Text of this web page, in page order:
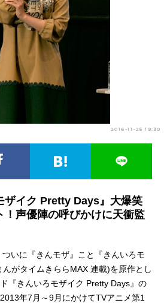
夏アニメ
冬アニメ
FOLLOW US 2016-11-25 19:30
ザイク Pretty Days』大爆笑
！声優陣の呼びかけに天衝監
いに『きんモザ』こと『きんいろモ
がタイムきららMAX 連載)を原作とし
『きんいろモザイク Pretty Days』の
年7月～9月にかけてTVアニメ第1